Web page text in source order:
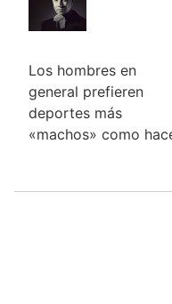
Los hombres en
general prefieren
deportes más
«machos» como